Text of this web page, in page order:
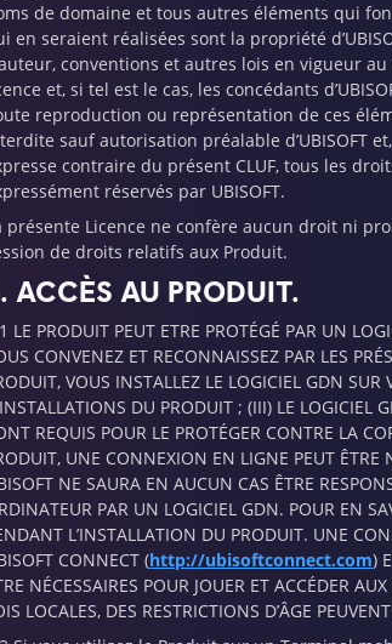
de domaine et tous autres éléments qui
en seraient réalisées sont la propriété
conventions et autres lois en vigueur
et, si tel est le cas, les concédants
reproduction ou représentation de ces
sauf autorisation préalable d’UBISOFT
contraire du présent CLUF, tous les
réservés par UBISOFT.
présente Licence ne confère aucun droit ni
de droits relatifs aux Produit.
ACCÈS AU PRODUIT.
LE PRODUIT PEUT ETRE PROTÉGÉ PAR UN
CONVENEZ ET RECONNAISSEZ PAR LES
VOUS INSTALLEZ LE LOGICIEL GDN
DU PRODUIT ; (III) LE LOGICIEL
REQUIS POUR LE PROTÉGER CONTRE LA
UNE CONNEXION EN LIGNE PEUT ÊTRE
NE SAURA EN AUCUN CAS ÊTRE
PAR UN LOGICIEL GDN. POUR EN
L’INSTALLATION DU PRODUIT. UNE
CONNECT (http://ubisoftconnect.com)
NÉCESSAIRES POUR JOUER ET ACCÉDER
LOCALES, DES RESTRICTIONS D’ÂGE